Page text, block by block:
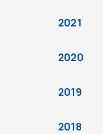
2021
2020
2019
2018